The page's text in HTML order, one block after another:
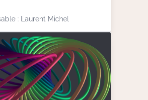
: Laurent Michel